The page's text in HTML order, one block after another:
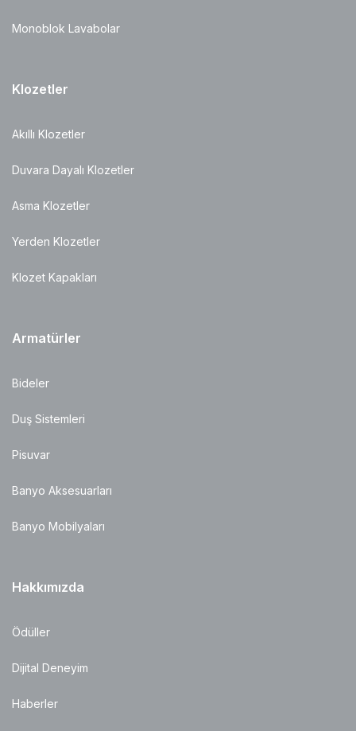
Monoblok Lavabolar
Klozetler
Akıllı Klozetler
Duvara Dayalı Klozetler
Asma Klozetler
Yerden Klozetler
Klozet Kapakları
Armatürler
Bideler
Duş Sistemleri
Pisuvar
Banyo Aksesuarları
Banyo Mobilyaları
Hakkımızda
Ödüller
Dijital Deneyim
Haberler